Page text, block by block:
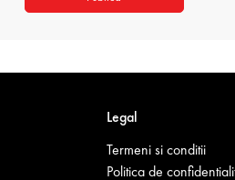
Legal
Termeni si conditii
Politica de